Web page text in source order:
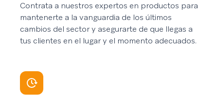
Contrata a nuestros expertos en productos para
mantenerte a la vanguardia de los últimos
cambios del sector y asegurarte de que llegas a
tus clientes en el lugar y el momento adecuados.